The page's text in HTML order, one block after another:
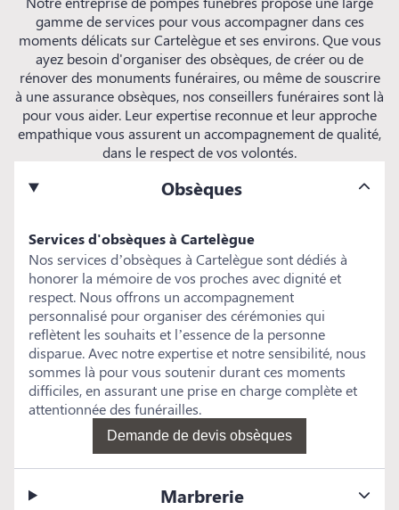
gamme de services pour vous accompagner dans ces
moments délicats sur Cartelègue et ses environs. Que vous
ayez besoin d'organiser des obsèques, de créer ou de
rénover des monuments funéraires, ou même de souscrire
à une assurance obsèques, nos conseillers funéraires sont là
pour vous aider. Leur expertise reconnue et leur approche
empathique vous assurent un accompagnement de qualité,
dans le respect de vos volontés.
Obsèques
Services d'obsèques à Cartelègue
Nos services d’obsèques à Cartelègue sont dédiés à
honorer la mémoire de vos proches avec dignité et
respect. Nous offrons un accompagnement
personnalisé pour organiser des cérémonies qui
reflètent les souhaits et l’essence de la personne
disparue. Avec notre expertise et notre sensibilité, nous
sommes là pour vous soutenir durant ces moments
difficiles, en assurant une prise en charge complète et
attentionnée des funérailles.
Demande de devis obsèques
Marbrerie